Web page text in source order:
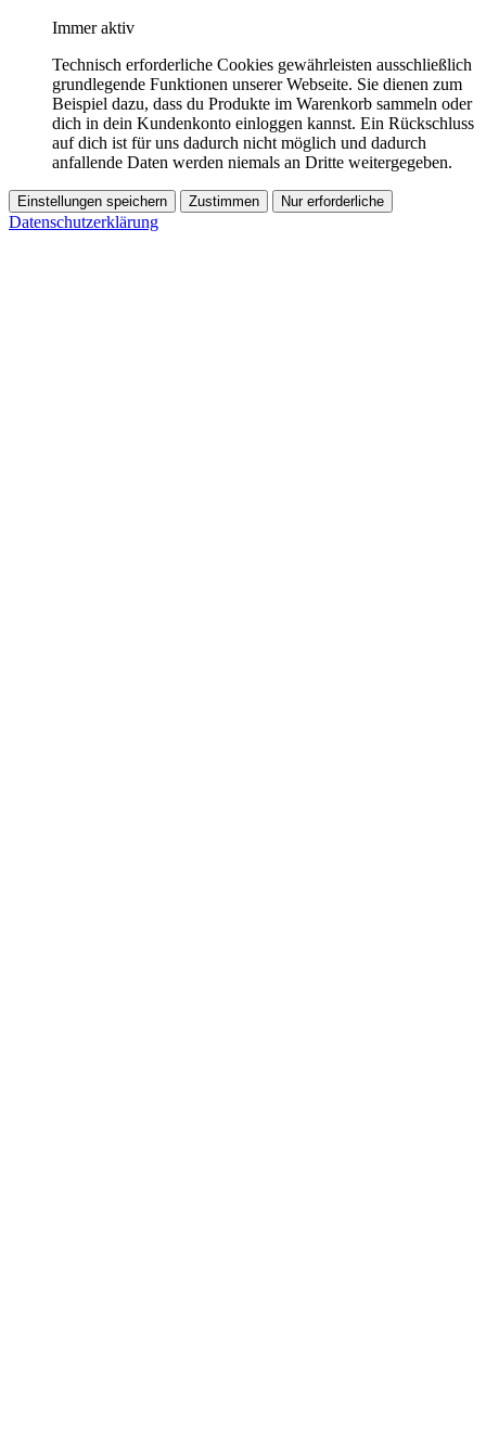
Immer aktiv
Technisch erforderliche Cookies gewährleisten ausschließlich
grundlegende Funktionen unserer Webseite. Sie dienen zum
Beispiel dazu, dass du Produkte im Warenkorb sammeln oder
dich in dein Kundenkonto einloggen kannst. Ein Rückschluss
auf dich ist für uns dadurch nicht möglich und dadurch
anfallende Daten werden niemals an Dritte weitergegeben.
Einstellungen speichern Zustimmen Nur erforderliche
Datenschutzerklärung